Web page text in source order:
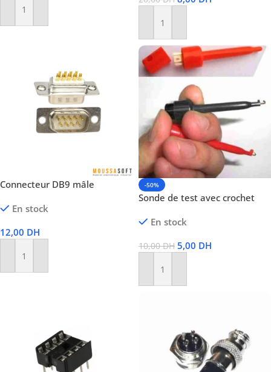
Ajouter Au Panier
Ajouter Au Panier
Connecteur DB9 mâle
En stock
12,00 DH
Ajouter Au Panier
-50%
Sonde de test avec crochet
En stock
10,00DH 5,00 DH
Ajouter Au Panier